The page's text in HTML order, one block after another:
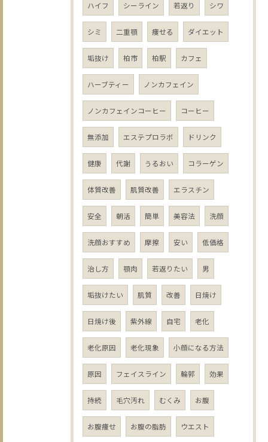
ハイフ シーライン 若返り シワ
シミ 二重顎 痩せる ダイエット
垢抜け 柏市 柏駅 カフェ
ハーブティー ノンカフェイン
ノンカフェインコーヒー コーヒー
無添加 エステプロラボ ドリンク
健康 代謝 うるおい コラーゲン
体質改善 肌質改善 エラスチン
安全 朝活 簡単 美容法 洗顔
洗顔おすすめ 摩擦 安い 低価格
治し方 顎肉 若返りたい 男
垢抜けたい 肌質 改善 日焼け
日焼け後 紫外線 自宅 老化
老化原因 老化現象 小顔になる方法
原因 フェイスライン 輪郭 効果
持続 毛穴汚れ むくみ お腹
お腹痩せ お腹の脂肪 ウエスト